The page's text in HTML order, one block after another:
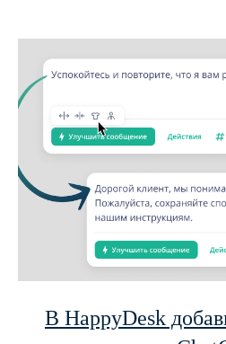
В HappyDesk